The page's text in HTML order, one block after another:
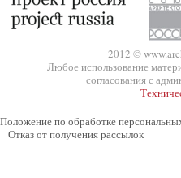
2012 ©
Любое использование
согласования с
Положение по обработке
Отказ от получения рассылок